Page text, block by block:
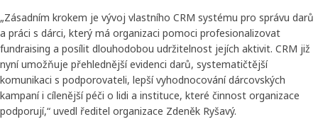
„Zásadním krokem je vývoj vlastního CRM systému pro správu darů
a práci s dárci, který má organizaci pomoci profesionalizovat
fundraising a posílit dlouhodobou udržitelnost jejích aktivit. CRM již
nyní umožňuje přehlednější evidenci darů, systematičtější
komunikaci s podporovateli, lepší vyhodnocování dárcovských
kampaní i cílenější péči o lidi a instituce, které činnost organizace
podporují,“ uvedl ředitel organizace Zdeněk Ryšavý.